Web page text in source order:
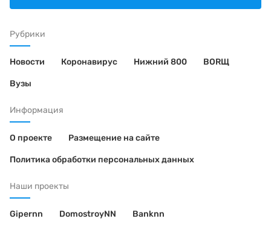
Рубрики
Новости Коронавирус Нижний 800 BORЩ
Вузы
Информация
О проекте Размещение на сайте
Политика обработки персональных данных
Наши проекты
Gipernn DomostroyNN Banknn